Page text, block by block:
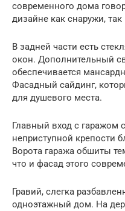
современного дома
дизайне как снаружи, так
В задней части есть
окон. Дополнительный
обеспечивается
Фасадный сайдинг,
для душевого места.
Главный вход с гаражом
неприступной крепости
Ворота гаража обшиты
что и фасад этого
Гравий, слегка
одноэтажный дом. На